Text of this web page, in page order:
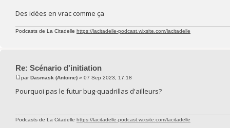
Des idées en vrac comme ça
Podcasts de La Citadelle https://lacitadelle-podcast.wixsite.com/lacitadelle
Re: Scénario d'initiation
parDasmask (Antoine) » 07 Sep 2023, 17:18
Pourquoi pas le futur bug-quadrillas d'ailleurs?
Podcasts de La Citadelle https://lacitadelle-podcast.wixsite.com/lacitadelle